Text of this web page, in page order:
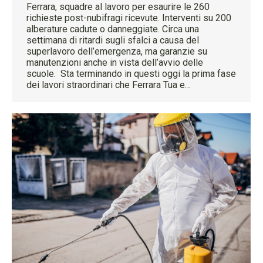
Ferrara, squadre al lavoro per esaurire le 260
richieste post-nubifragi ricevute. Interventi su 200
alberature cadute o danneggiate. Circa una
settimana di ritardi sugli sfalci a causa del
superlavoro dell’emergenza, ma garanzie su
manutenzioni anche in vista dell’avvio delle
scuole. Sta terminando in questi oggi la prima fase
dei lavori straordinari che Ferrara Tua e…